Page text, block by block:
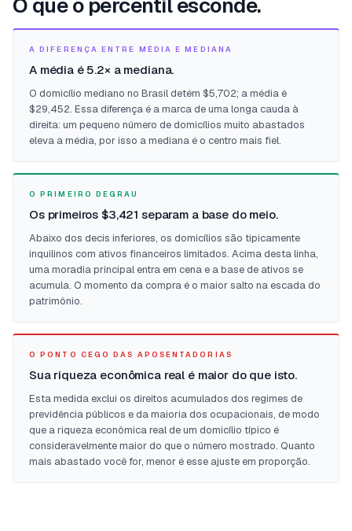
O que o percentil esconde.
A DIFERENÇA ENTRE MÉDIA E MEDIANA
A média é 5.2× a mediana.
O domicílio mediano no Brasil detém $5,702; a média é
$29,452. Essa diferença é a marca de uma longa cauda à
direita: um pequeno número de domicílios muito abastados
eleva a média, por isso a mediana é o centro mais fiel.
O PRIMEIRO DEGRAU
Os primeiros $3,421 separam a base do meio.
Abaixo dos decis inferiores, os domicílios são tipicamente
inquilinos com ativos financeiros limitados. Acima desta linha,
uma moradia principal entra em cena e a base de ativos se
acumula. O momento da compra é o maior salto na escada do
patrimônio.
O PONTO CEGO DAS APOSENTADORIAS
Sua riqueza econômica real é maior do que isto.
Esta medida exclui os direitos acumulados dos regimes de
previdência públicos e da maioria dos ocupacionais, de modo
que a riqueza econômica real de um domicílio típico é
consideravelmente maior do que o número mostrado. Quanto
mais abastado você for, menor é esse ajuste em proporção.